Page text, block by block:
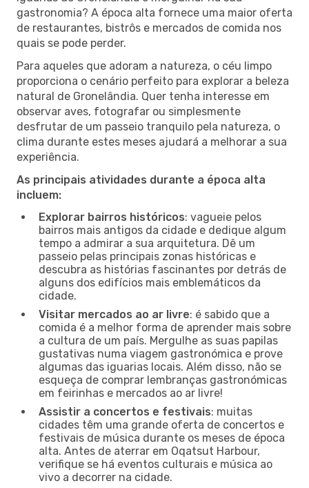
gastronomia? A época alta fornece uma maior oferta
de restaurantes, bistrôs e mercados de comida nos
quais se pode perder.
Para aqueles que adoram a natureza, o céu limpo
proporciona o cenário perfeito para explorar a beleza
natural de Gronelândia. Quer tenha interesse em
observar aves, fotografar ou simplesmente
desfrutar de um passeio tranquilo pela natureza, o
clima durante estes meses ajudará a melhorar a sua
experiência.
As principais atividades durante a época alta
incluem:
Explorar bairros históricos: vagueie pelos
bairros mais antigos da cidade e dedique algum
tempo a admirar a sua arquitetura. Dê um
passeio pelas principais zonas históricas e
descubra as histórias fascinantes por detrás de
alguns dos edifícios mais emblemáticos da
cidade.
Visitar mercados ao ar livre: é sabido que a
comida é a melhor forma de aprender mais sobre
a cultura de um país. Mergulhe as suas papilas
gustativas numa viagem gastronómica e prove
algumas das iguarias locais. Além disso, não se
esqueça de comprar lembranças gastronómicas
em feirinhas e mercados ao ar livre!
Assistir a concertos e festivais: muitas
cidades têm uma grande oferta de concertos e
festivais de música durante os meses de época
alta. Antes de aterrar em Oqatsut Harbour,
verifique se há eventos culturais e música ao
vivo a decorrer na cidade.